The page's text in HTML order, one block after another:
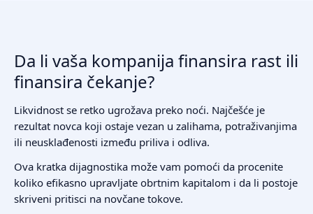
Da li vaša kompanija finansira rast ili
finansira čekanje?
Likvidnost se retko ugrožava preko noći. Najčešće je
rezultat novca koji ostaje vezan u zalihama, potraživanjima
ili neusklađenosti između priliva i odliva.
Ova kratka dijagnostika može vam pomoći da procenite
koliko efikasno upravljate obrtnim kapitalom i da li postoje
skriveni pritisci na novčane tokove.